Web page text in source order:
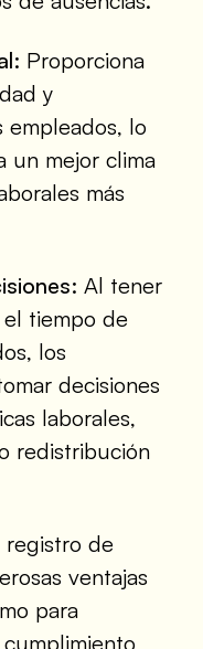
Proporciona
y
empleados, lo
un mejor clima
más
Al tener
tiempo de
los
decisiones
laborales,
redistribución
registro de
ventajas
para